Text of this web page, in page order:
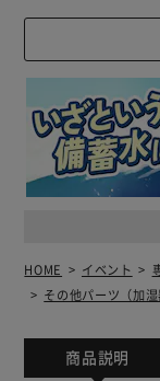
HOME イベント
その他パーツ（加湿
商品説明